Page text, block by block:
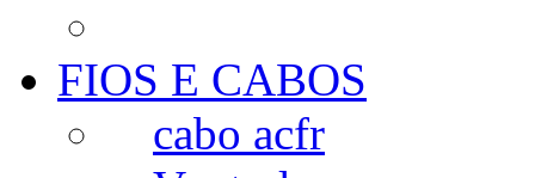
FIOS E CABOS
cabo acfr